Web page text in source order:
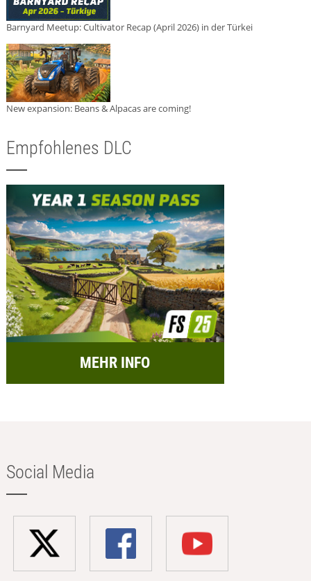
Barnyard Meetup: Cultivator Recap (April 2026) in der Türkei
New expansion: Beans & Alpacas are coming!
Empfohlenes DLC
MEHR INFO
Social Media